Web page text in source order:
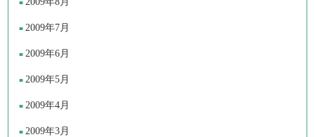
2009年7月
2009年6月
2009年5月
2009年4月
2009年3月